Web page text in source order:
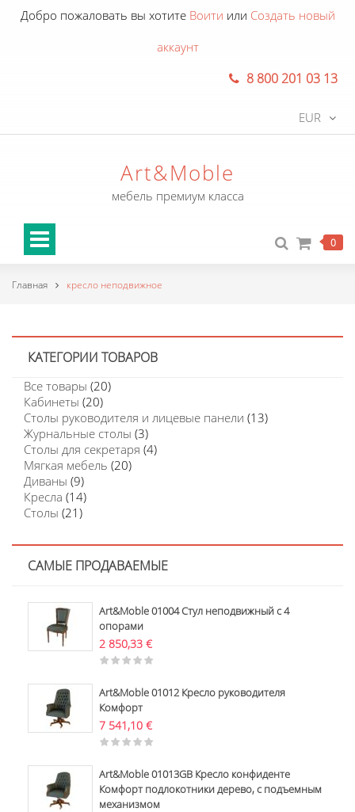
Добро пожаловать вы хотите Воити или Создать новый
аккаунт
8 800 201 03 13
EUR
Art&Moble
мебель премиум класса
0
Главная кресло неподвижное
КАТЕГОРИИ ТОВАРОВ
Все товары (20)
Кабинеты (20)
Столы руководителя и лицевые панели (13)
Журнальные столы (3)
Столы для секретаря (4)
Мягкая мебель (20)
Диваны (9)
Кресла (14)
Столы (21)
САМЫЕ ПРОДАВАЕМЫЕ
Art&Moble 01004 Стул неподвижный с 4
опорами
2 850,33 €
Art&Moble 01012 Кресло руководителя
Комфорт
7 541,10 €
Art&Moble 01013GB Кресло конфиденте
Комфорт подлокотники дерево, с подъемным
механизмом